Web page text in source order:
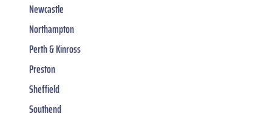
Newcastle
Northampton
Perth & Kinross
Preston
Sheffield
Southend